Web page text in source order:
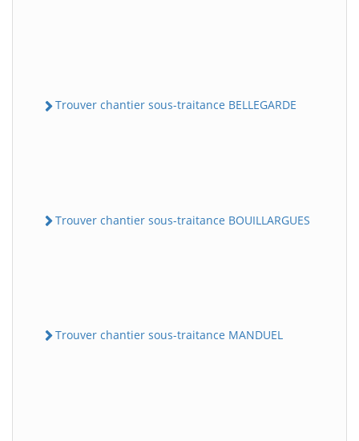
Trouver chantier sous-traitance BELLEGARDE
Trouver chantier sous-traitance BOUILLARGUES
Trouver chantier sous-traitance MANDUEL